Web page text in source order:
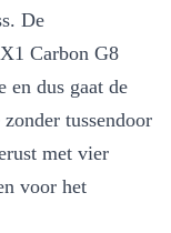
De
Carbon G8
dus gaat de
tussendoor
met vier
voor het